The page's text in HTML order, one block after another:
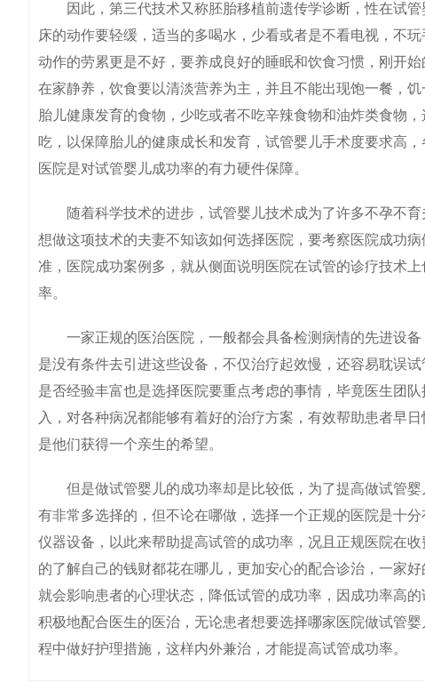
因此，第三代技术又称胚胎移植前遗传学诊断，性在试管
床的动作要轻缓，适当的多喝水，少看或者是不看电视，不
动作的劳累更是不好，要养成良好的睡眠和饮食习惯，刚开
在家静养，饮食要以清淡营养为主，并且不能出现饱一餐，
胎儿健康发育的食物，少吃或者不吃辛辣食物和油炸类食物
吃，以保障胎儿的健康成长和发育，试管婴儿手术度要求高
医院是对试管婴儿成功率的有力硬件保障。
随着科学技术的进步，试管婴儿技术成为了许多不孕不育
想做这项技术的夫妻不知该如何选择医院，要考察医院成功
准，医院成功案例多，就从侧面说明医院在试管的诊疗技术
率。
一家正规的医治医院，一般都会具备检测病情的先进设备
是没有条件去引进这些设备，不仅治疗起效慢，还容易耽误
是否经验丰富也是选择医院要重点考虑的事情，毕竟医生团
入，对各种病况都能够有着好的治疗方案，有效帮助患者早
是他们获得一个亲生的希望。
但是做试管婴儿的成功率却是比较低，为了提高做试管婴
有非常多选择的，但不论在哪做，选择一个正规的医院是十
仪器设备，以此来帮助提高试管的成功率，况且正规医院在
的了解自己的钱财都花在哪儿，更加安心的配合诊治，一家
就会影响患者的心理状态，降低试管的成功率，因成功率高
积极地配合医生的医治，无论患者想要选择哪家医院做试管
程中做好护理措施，这样内外兼治，才能提高试管成功率。